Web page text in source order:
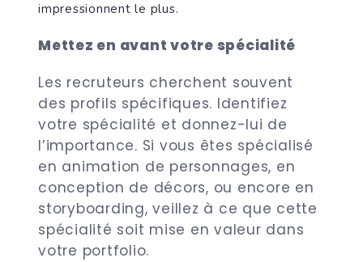
impressionnent le plus.
Mettez en avant votre spécialité
Les recruteurs cherchent souvent
des profils spécifiques. Identifiez
votre spécialité et donnez-lui de
l’importance. Si vous êtes spécialisé
en animation de personnages, en
conception de décors, ou encore en
storyboarding, veillez à ce que cette
spécialité soit mise en valeur dans
votre portfolio.